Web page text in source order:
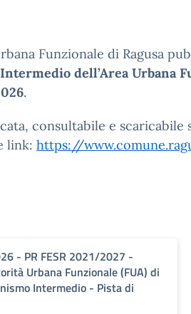
Funzionale di Ragusa
dell’Area Urbana
.
consultabile e scaricabile
link: https://
- PR FESR 2021/2027 -
Urbana Funzionale (FUA) di
Intermedio - Pista di